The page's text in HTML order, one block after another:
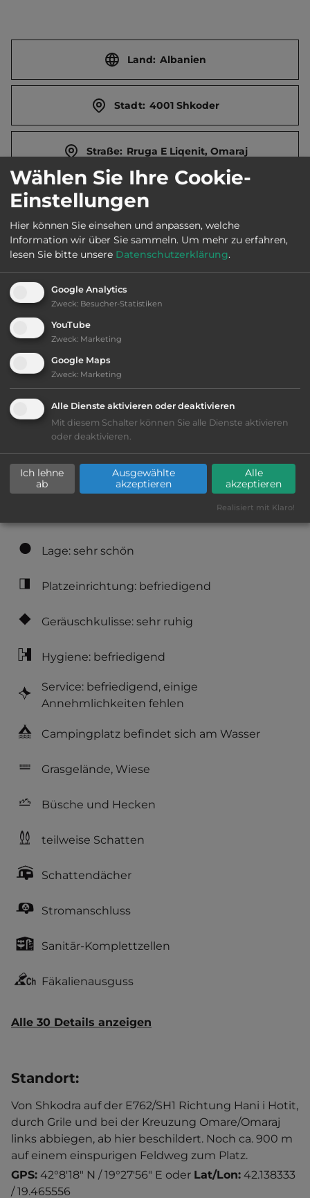
zum See. Volleyball. Ausflugsprogramme.
Reservierung unter Tel. 0044 785 0060551.   Ort 7
Land: Albanien
Stadt: 4001 Shkoder
Straße: Rruga E Liqenit, Omaraj
E-Mail: faye@lakeshkodraresort.com
Webseite: www.lakeshkodraresort.com
Fläche:
Öffnungszeiten:
Telefon:
bis 20,- Euro
Lage: sehr schön
Platzeinrichtung: befriedigend
Geräuschkulisse: sehr ruhig
Hygiene: befriedigend
Service: befriedigend, einige
Annehmlichkeiten fehlen
Campingplatz befindet sich am Wasser
Grasgelände, Wiese
Büsche und Hecken
teilweise Schatten
Schattendächer
Stromanschluss
Sanitär-Komplettzellen
Fäkalienausguss
Alle 30 Details anzeigen
Standort:
Von Shkodra auf der E762/SH1 Richtung Hani i Hotit,
durch Grile und bei der Kreuzung Omare/Omaraj
links abbiegen, ab hier beschildert. Noch ca. 900 m
auf einem einspurigen Feldweg zum Platz.
GPS: 42°8'18" N / 19°27'56" E oder Lat/Lon: 42.138333
/ 19.465556
Wählen Sie Ihre Cookie-
Einstellungen
Hier können Sie einsehen und anpassen, welche
Information wir über Sie sammeln. Um mehr zu erfahren,
lesen Sie bitte unsere Datenschutzerklärung.
Google Analytics
Zweck: Besucher-Statistiken
YouTube
Zweck: Marketing
Google Maps
Zweck: Marketing
Alle Dienste aktivieren oder deaktivieren
Mit diesem Schalter können Sie alle Dienste aktivieren
oder deaktivieren.
Ich lehne
ab
Ausgewählte
akzeptieren
Alle
akzeptieren
Realisiert mit Klaro!